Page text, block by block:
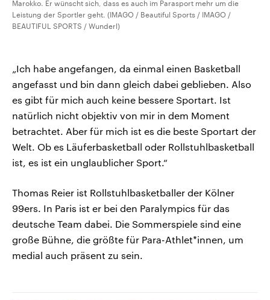
Marokko. Er wünscht sich, dass es auch im Parasport mehr um die
Leistung der Sportler geht. (IMAGO / Beautiful Sports / IMAGO /
BEAUTIFUL SPORTS / Wunderl)
„Ich habe angefangen, da einmal einen Basketball
angefasst und bin dann gleich dabei geblieben. Also
es gibt für mich auch keine bessere Sportart. Ist
natürlich nicht objektiv von mir in dem Moment
betrachtet. Aber für mich ist es die beste Sportart der
Welt. Ob es Läuferbasketball oder Rollstuhlbasketball
ist, es ist ein unglaublicher Sport.“
Thomas Reier ist Rollstuhlbasketballer der Kölner
99ers. In Paris ist er bei den Paralympics für das
deutsche Team dabei. Die Sommerspiele sind eine
große Bühne, die größte für Para-Athlet*innen, um
medial auch präsent zu sein.